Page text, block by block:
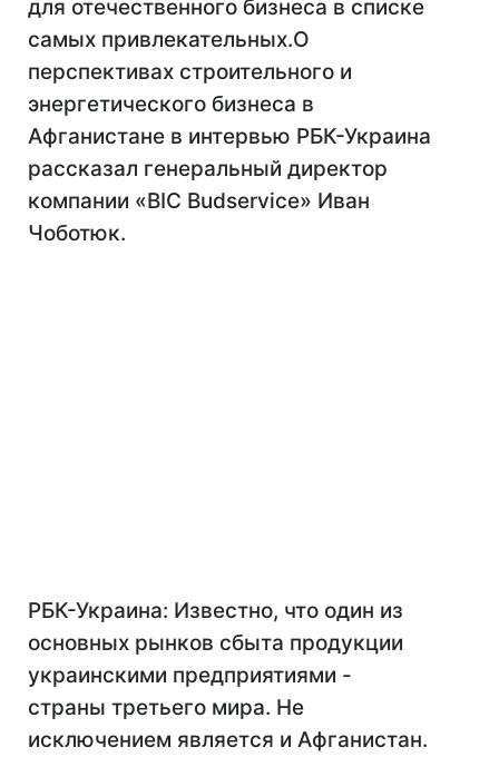
для отечественного бизнеса в списке
самых привлекательных.О
перспективах строительного и
энергетического бизнеса в
Афганистане в интервью РБК-Украина
рассказал генеральный директор
компании «BIC Budservice» Иван
Чоботюк.
РБК-Украина: Известно, что один из
основных рынков сбыта продукции
украинскими предприятиями -
страны третьего мира. Не
исключением является и Афганистан.